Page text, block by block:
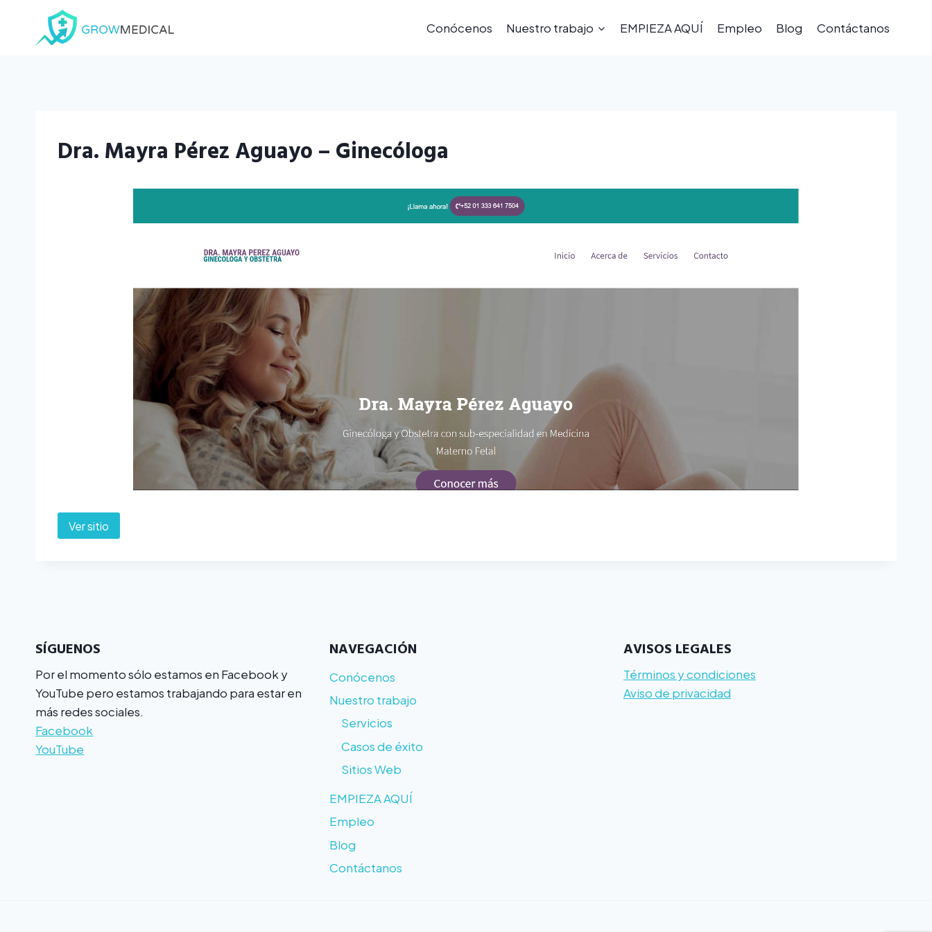
contenido
Conócenos Nuestro trabajo EMPIEZA AQUÍ Empleo Blog Contáctanos
Dra. Mayra Pérez Aguayo – Ginecóloga
Ver sitio
SÍGUENOS
Por el momento sólo estamos en Facebook y
YouTube pero estamos trabajando para estar en
más redes sociales.
Facebook
YouTube
NAVEGACIÓN
Conócenos
Nuestro trabajo
Servicios
Casos de éxito
Sitios Web
EMPIEZA AQUÍ
Empleo
Blog
Contáctanos
AVISOS LEGALES
Términos y condiciones
Aviso de privacidad